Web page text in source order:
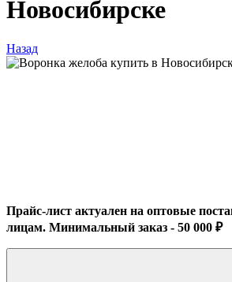
Новосибирске
Назад
Прайс-лист актуален на оптовые
лицам. Минимальный заказ - 50 000 ₽